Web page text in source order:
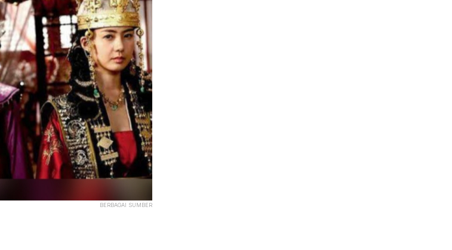
BERBAGAI SUMBER